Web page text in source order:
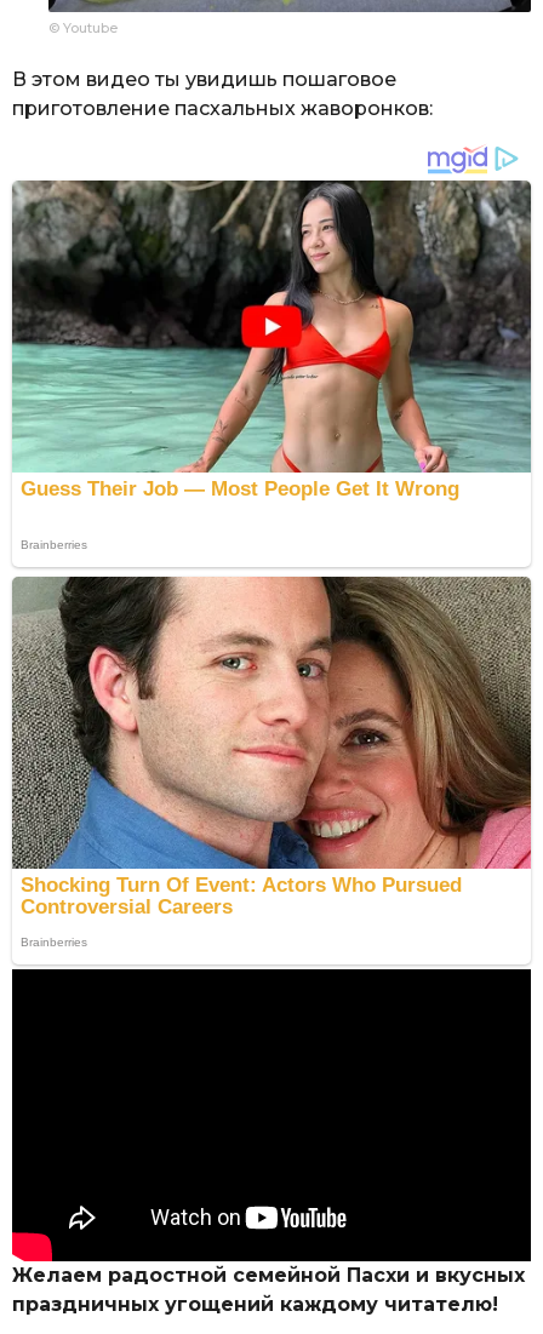
© Youtube
В этом видео ты увидишь пошаговое
приготовление пасхальных жаворонков:
Желаем радостной семейной Пасхи и вкусных
праздничных угощений каждому читателю!